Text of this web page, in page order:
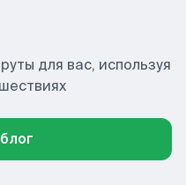
для вас, используя